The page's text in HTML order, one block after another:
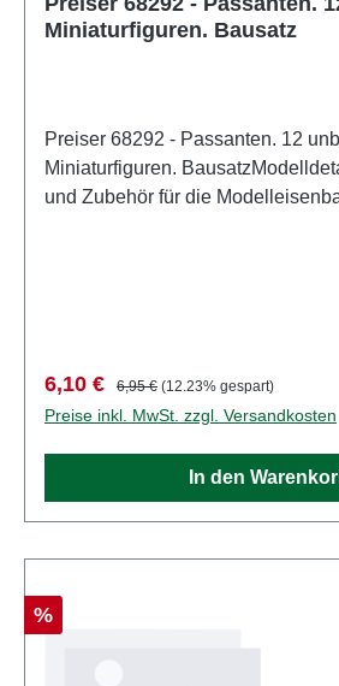
Miniaturfiguren. Bausatz
Preiser 68292 - Passanten. 12
Miniaturfiguren.
und Zubehör für die
auf. Eigenschaften: Hersteller:
PreiserArtikelnummer:
mehreren TeilenEAN:
FigurenMaßstab:
Verkaufspreis:
6,10 € Regulärer Preis:
6,95 € (12.23% gespart)
Preise inkl. MwSt. zzgl. Versandkosten
In den
Rabatt
%